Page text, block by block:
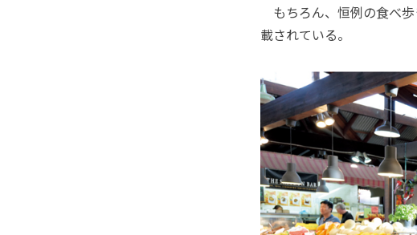
もちろん、恒例の食べ
載されている。